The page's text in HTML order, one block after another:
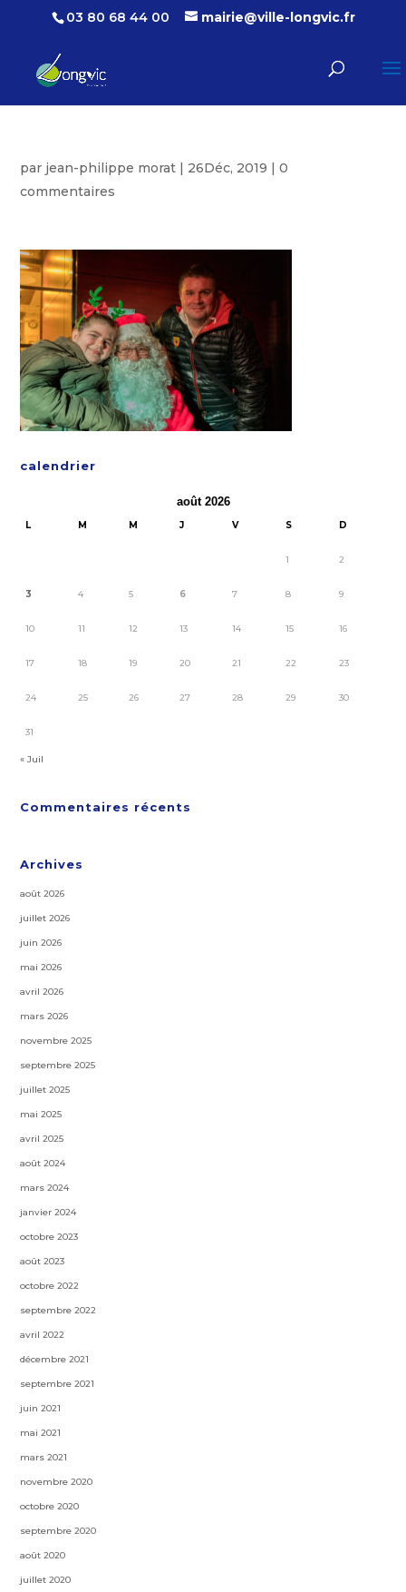
03 80 68 44 00 mairie@ville-longvic.fr
par jean-philippe morat | 26Déc, 2019 |0
commentaires
calendrier
août 2026
L M M J V S D
1 2
3 4 5 6 7 8 9
10 11 12 13 14 15 16
17 18 19 20 21 22 23
24 25 26 27 28 29 30
31
« Juil
Commentaires récents
Archives
août 2026
juillet 2026
juin 2026
mai 2026
avril 2026
mars 2026
novembre 2025
septembre 2025
juillet 2025
mai 2025
avril 2025
août 2024
mars 2024
janvier 2024
octobre 2023
août 2023
octobre 2022
septembre 2022
avril 2022
décembre 2021
septembre 2021
juin 2021
mai 2021
mars 2021
novembre 2020
octobre 2020
septembre 2020
août 2020
juillet 2020